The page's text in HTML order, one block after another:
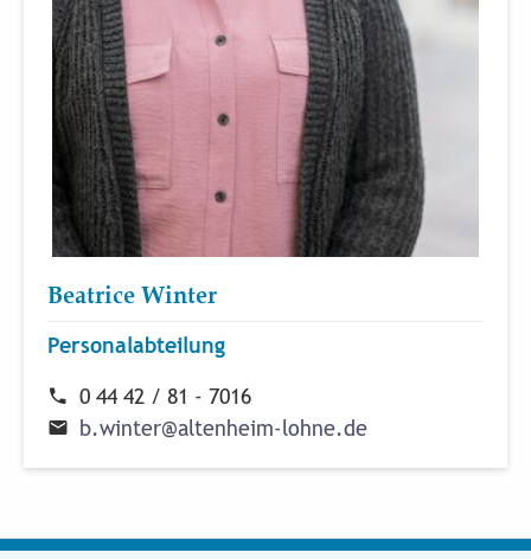
Beatrice Winter
Personalabteilung
0 44 42 / 81 - 7016
b.winter@altenheim-lohne.de